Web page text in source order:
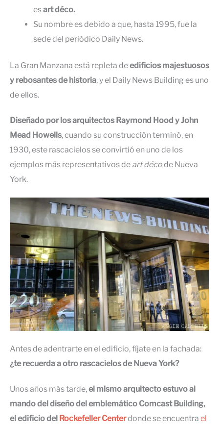
esart déco.
Su nombre es debido a que, hasta 1995, fue la
sede del periódico Daily News.
La Gran Manzana está repleta deedificios majestuosos
y rebosantes de historia, y el Daily News Building es uno
de ellos.
Diseñado por los arquitectos Raymond Hood y John
Mead Howells, cuando su construcción terminó, en
1930, este rascacielos se convirtió en uno de los
ejemplos más representativos de art décode Nueva
York.
Antes de adentrarte en el edificio, fíjate en la fachada:
¿te recuerda a otro rascacielos de Nueva York?
Unos años más tarde,el mismo arquitecto estuvo al
mando del diseño del emblemático Comcast Building,
el edificio del Rockefeller Centerdonde se encuentra el